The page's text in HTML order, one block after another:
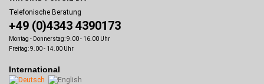
Telefonische Beratung
+49 (0)4343 4390173
Montag - Donnerstag: 9.00 - 16.00 Uhr
Freitag: 9.00 - 14.00 Uhr
International